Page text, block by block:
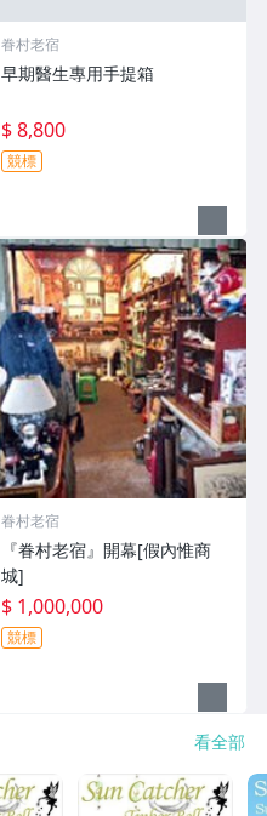
眷村老宿
早期醫生專用手提箱
$ 8,800
競標
眷村老宿
『眷村老宿』開幕[假內惟商
城]
$ 1,000,000
競標
看全部